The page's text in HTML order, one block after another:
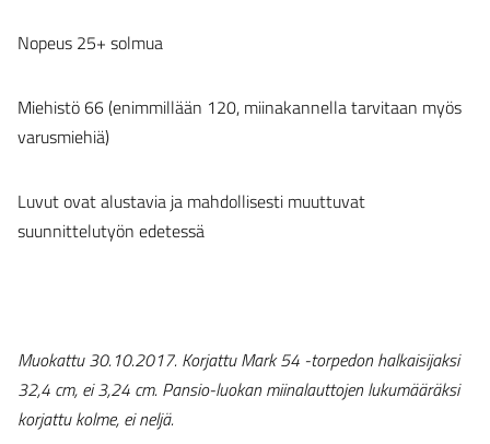
Nopeus 25+ solmua
Miehistö 66 (enimmillään 120, miinakannella tarvitaan myös
varusmiehiä)
Luvut ovat alustavia ja mahdollisesti muuttuvat
suunnittelutyön edetessä
Muokattu 30.10.2017. Korjattu Mark 54 -torpedon halkaisijaksi
32,4 cm, ei 3,24 cm. Pansio-luokan miinalauttojen lukumääräksi
korjattu kolme, ei neljä.